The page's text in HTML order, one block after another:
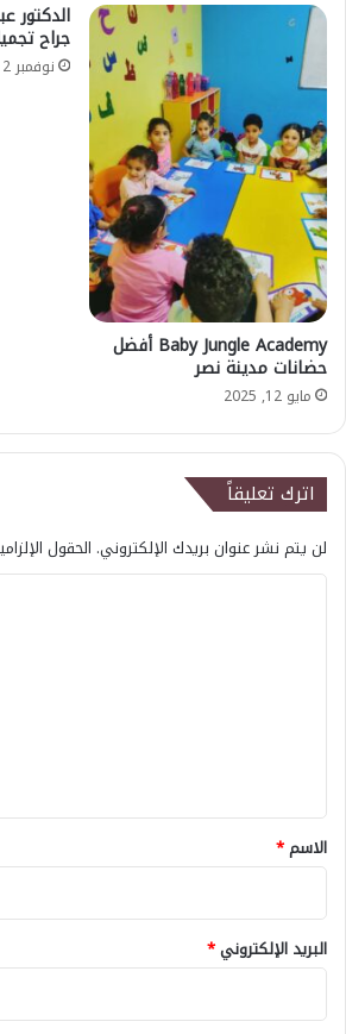
Baby Jungle Academy أفضل
حضانات مدينة نصر
مايو 12, 2025
الدكتور
جراح
نوفمبر 12, 2025
اترك تعليقاً
لن يتم نشر عنوان بريدك الإلكتروني. الحقول
*
الاسم*
البريد الإلكتروني*